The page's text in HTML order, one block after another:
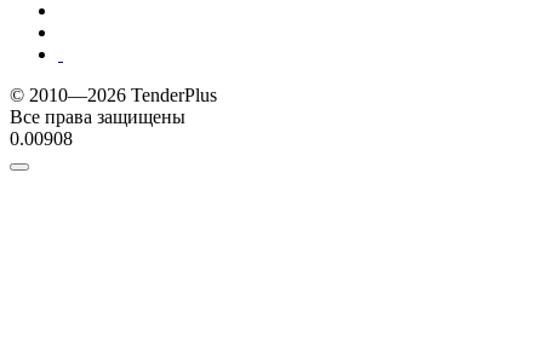
© 2010—2026 TenderPlus
Все права защищены
0.00908